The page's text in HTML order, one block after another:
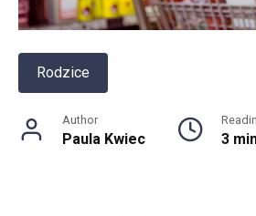
Rodzice
Author
Paula Kwiec 3